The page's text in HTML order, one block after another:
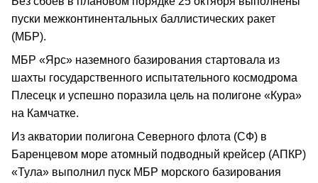
пуски межконтинентальных баллистических ракет
(МБР).
МБР «Ярс» наземного базирования стартовала из
шахты государственного испытательного космодрома
Плесецк и успешно поразила цель на полигоне «Кура»
на Камчатке.
Из акватории полигона Северного флота (СФ) в
Баренцевом море атомный подводный крейсер (АПКР)
«Тула» выполнил пуск МБР морского базирования